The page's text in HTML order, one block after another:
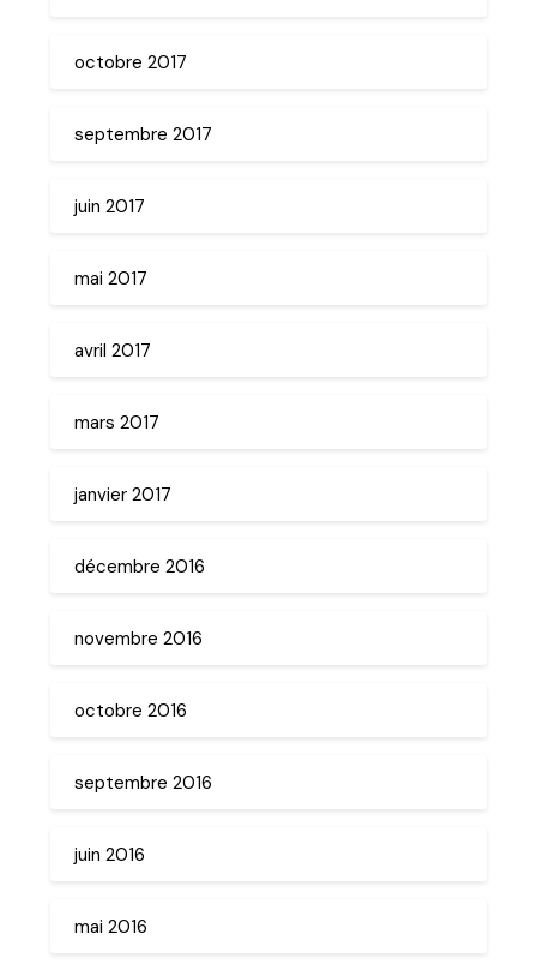
octobre 2017
septembre 2017
juin 2017
mai 2017
avril 2017
mars 2017
janvier 2017
décembre 2016
novembre 2016
octobre 2016
septembre 2016
juin 2016
mai 2016